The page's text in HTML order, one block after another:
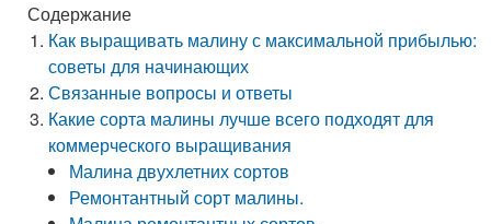
Содержание
Как выращивать малину с максимальной прибылью:
советы для начинающих
Связанные вопросы и ответы
Какие сорта малины лучше всего подходят для
коммерческого выращивания
Малина двухлетних сортов
Ремонтантный сорт малины.